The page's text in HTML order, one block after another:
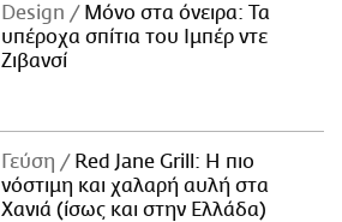
Design
Μόνο στα όνειρα: Τα
υπέροχα σπίτια του Ιμπέρ ντε
Ζιβανσί
Γεύση
Red Jane Grill: Η πιο
νόστιμη και χαλαρή αυλή στα
Χανιά (ίσως και στην Ελλάδα)